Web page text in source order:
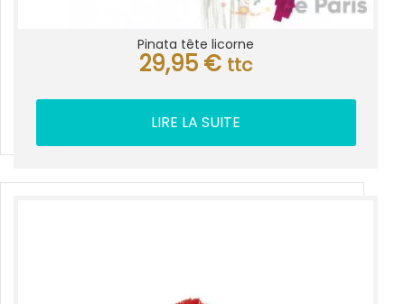
Pinata tête licorne
29,95 € ttc
LIRE LA SUITE